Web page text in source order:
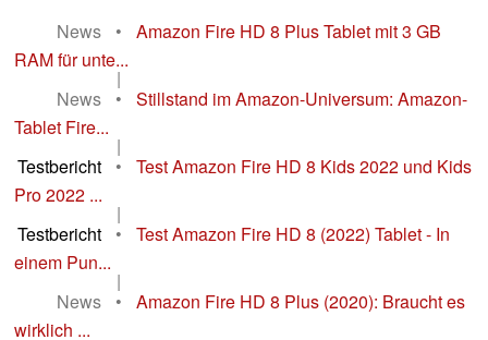
News
•
Amazon Fire HD 8 Plus Tablet mit 3 GB
RAM für unte...
|
News
•
Stillstand im Amazon-Universum: Amazon-
Tablet Fire...
|
Testbericht
•
Test Amazon Fire HD 8 Kids 2022 und Kids
Pro 2022 ...
|
Testbericht
•
Test Amazon Fire HD 8 (2022) Tablet - In
einem Pun...
|
News
•
Amazon Fire HD 8 Plus (2020): Braucht es
wirklich ...